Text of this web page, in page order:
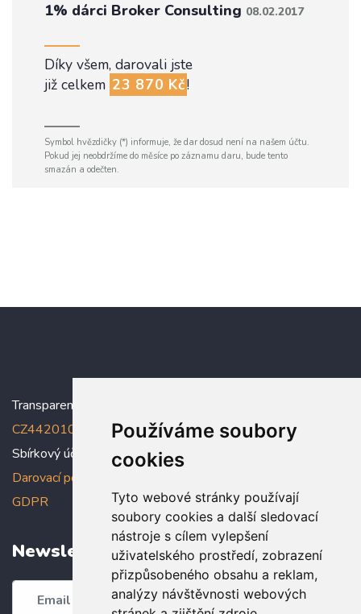
Používáme soubory
cookies
Tyto webové stránky používají
soubory cookies a další sledovací
nástroje s cílem vylepšení
uživatelského prostředí, zobrazení
přizpůsobeného obsahu a reklam,
analýzy návštěvnosti webových
1% dárci Broker Consulting 08.02.2017
Díky všem, darovali jste
již celkem 23 870 Kč!
Symbol hvězdičky (*) informuje, že dar dosud není na našem účtu.
Pokud jej neobdržíme do měsíce po záznamu daru, bude tento
smazán a odečten.
Transparentní účet:
CZ4420100000005005005006
Sbírkový účet: 5005005022/2010
Darovací podmínky
GDPR
Newsletter
Odebírat